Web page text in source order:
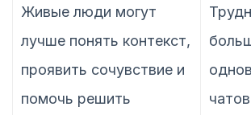
Живые люди могут
лучше понять контекст,
проявить сочувствие и
помочь решить